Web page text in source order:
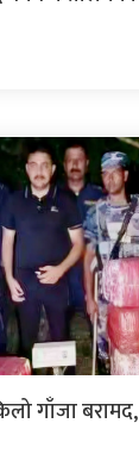
गाँजा